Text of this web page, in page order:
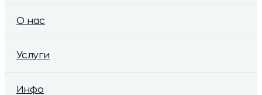
О нас
Услуги
Инфо